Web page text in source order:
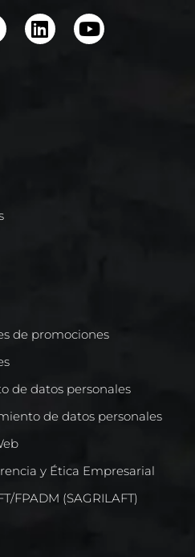
de promociones
de datos personales
de datos personales
y Ética Empresarial
FPADM (SAGRILAFT)